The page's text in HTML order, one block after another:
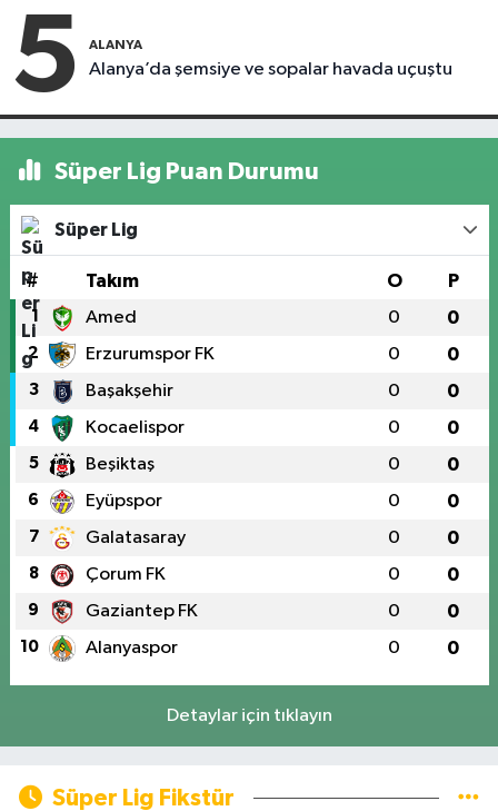
5 ALANYA
Alanya’da şemsiye ve sopalar havada uçuştu
Süper Lig Puan Durumu
Süper Lig
# Takım O P
1 Amed 0 0
2 Erzurumspor FK 0 0
3 Başakşehir 0 0
4 Kocaelispor 0 0
5 Beşiktaş 0 0
6 Eyüpspor 0 0
7 Galatasaray 0 0
8 Çorum FK 0 0
9 Gaziantep FK 0 0
10 Alanyaspor 0 0
Detaylar için tıklayın
Süper Lig Fikstür